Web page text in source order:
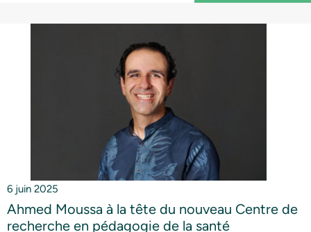
6 juin 2025
Ahmed Moussa à la tête du nouveau Centre de
recherche en pédagogie de la santé